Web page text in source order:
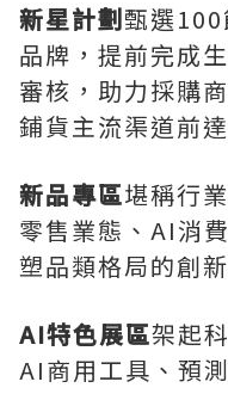
新星計劃甄選
品牌，提前完成
審核，助力採購
鋪貨主流渠道前
新品專區堪稱行
零售業態、AI消
塑品類格局的創
AI特色展區架起
AI商用工具、預